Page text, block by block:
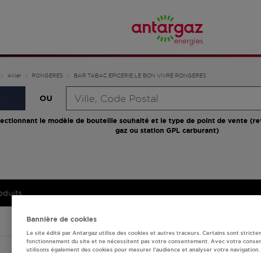
Allier RONGERES BAR TABAC EPICERIE LE BON VIVRE RONGERES
OU
le modèle de bouteille souhaité et le type de point de vente
gaz ou station GPL carburant)
Bannière de cookies
Le site édité par Antargaz utilise des cookies et autres traceurs. Certains sont
fonctionnement du site et ne nécessitent pas votre consentement. Avec votre
utilisons également des cookies pour mesurer l’audience et analyser votre